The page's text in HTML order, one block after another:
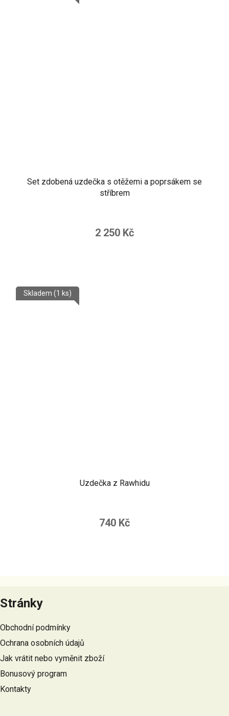
Set zdobená uzdečka s otěžemi a poprsákem se
stříbrem
hodnocení
2 250 Kč
Uzdečka z Rawhidu
Skladem (1 ks)
740 Kč
á
p
a
t
í
Stránky
Obchodní podmínky
Ochrana osobních údajů
Jak vrátit nebo vyměnit zboží
Bonusový program
Kontakty